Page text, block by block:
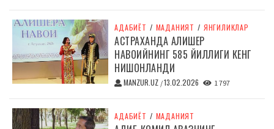
АДАБИЁТ / МАДАНИЯТ / ЯНГИЛИКЛАР
АСТРАХАНДА АЛИШЕР
НАВОИЙНИНГ 585 ЙИЛЛИГИ КЕНГ
НИШОНЛАНДИ
MANZUR.UZ /13.02.2026 1 797
АДАБИЁТ / МАДАНИЯТ